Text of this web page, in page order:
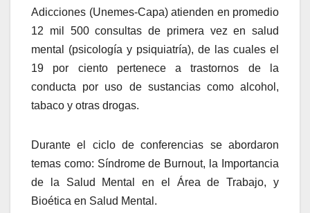
Adicciones (Unemes-Capa) atienden en promedio
12 mil 500 consultas de primera vez en salud
mental (psicología y psiquiatría), de las cuales el
19 por ciento pertenece a trastornos de la
conducta por uso de sustancias como alcohol,
tabaco y otras drogas.
Durante el ciclo de conferencias se abordaron
temas como: Síndrome de Burnout, la Importancia
de la Salud Mental en el Área de Trabajo, y
Bioética en Salud Mental.